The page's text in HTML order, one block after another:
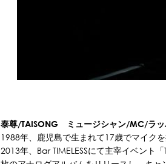
泰尊/TAISONG ミュージシャン/MC/ラ
1988年、鹿児島で生まれて17歳でマイク
2013年、Bar TIMELESSにて主宰イベン